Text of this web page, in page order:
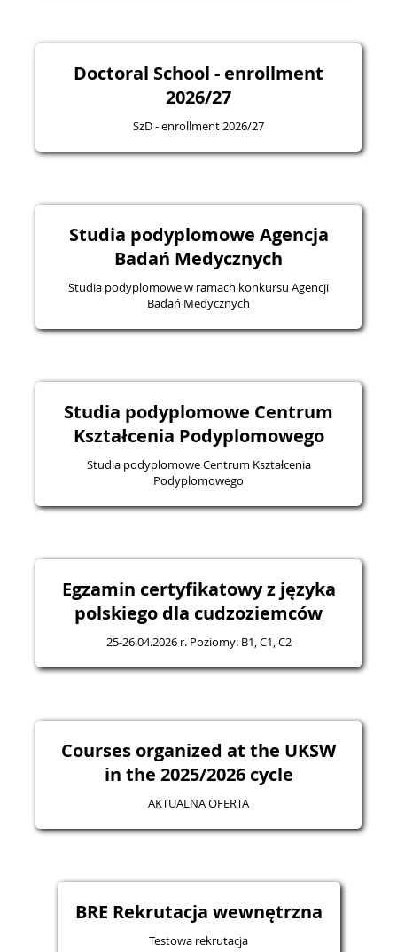
Doctoral School - enrollment
2026/27
SzD - enrollment 2026/27
Studia podyplomowe Agencja
Badań Medycznych
Studia podyplomowe w ramach konkursu Agencji
Badań Medycznych
Studia podyplomowe Centrum
Kształcenia Podyplomowego
Studia podyplomowe Centrum Kształcenia
Podyplomowego
Egzamin certyfikatowy z języka
polskiego dla cudzoziemców
25-26.04.2026 r. Poziomy: B1, C1, C2
Courses organized at the UKSW
in the 2025/2026 cycle
AKTUALNA OFERTA
BRE Rekrutacja wewnętrzna
Testowa rekrutacja